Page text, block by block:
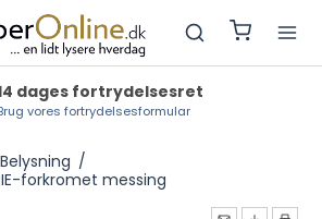
dages fortrydelsesret
vores fortrydelsesformular
Belysning /
forkromet messing